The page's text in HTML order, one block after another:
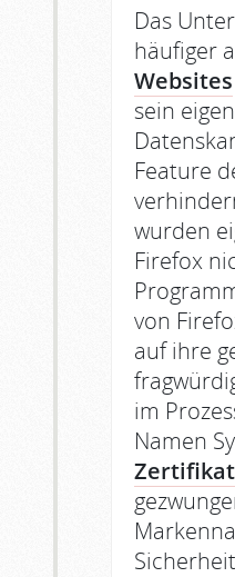
Das
häufiger
Websites
sein
Feature
wurden
Firefox
von
auf ihre
im
Namen